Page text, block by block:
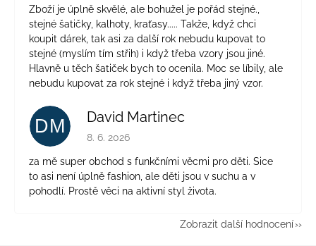
Zboží je úplně skvělé, ale bohužel je pořád stejné.,
stejné šatičky, kalhoty, kraťasy..... Takže, když chci
koupit dárek, tak asi za další rok nebudu kupovat to
stejné (myslím tím střih) i když třeba vzory jsou jiné.
Hlavně u těch šatiček bych to ocenila. Moc se líbily, ale
nebudu kupovat za rok stejné i když třeba jiný vzor.
DM David Martinec
Hodnocení obchodu je 5 z 5 hvězdiček.
8. 6. 2026
za mě super obchod s funkčními věcmi pro děti. Sice
to asi není úplně fashion, ale děti jsou v suchu a v
pohodlí. Prostě věci na aktivní styl života.
Zobrazit další hodnocení